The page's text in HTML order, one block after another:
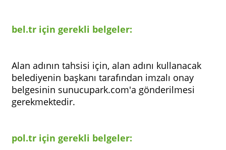
bel.tr için gerekli belgeler:
Alan adının tahsisi için, alan adını kullanacak
belediyenin başkanı tarafından imzalı onay
belgesinin sunucupark.com'a gönderilmesi
gerekmektedir.
pol.tr için gerekli belgeler: